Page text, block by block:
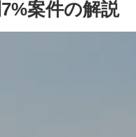
案件の解説